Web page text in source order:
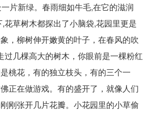
片新绿。春雨细如牛毛,在它的滋润
花草树木都探出了小脑袋,花园里更是
，柳树伸开嫩黄的叶子，在春风的吹
过几棵高大的树木，你眼前是一棵粉红
桃花，有的独立枝头，有的三个一
正在做游戏。有的盛开了，就像人们
刚张开几片花瓣。小花园里的小草偷